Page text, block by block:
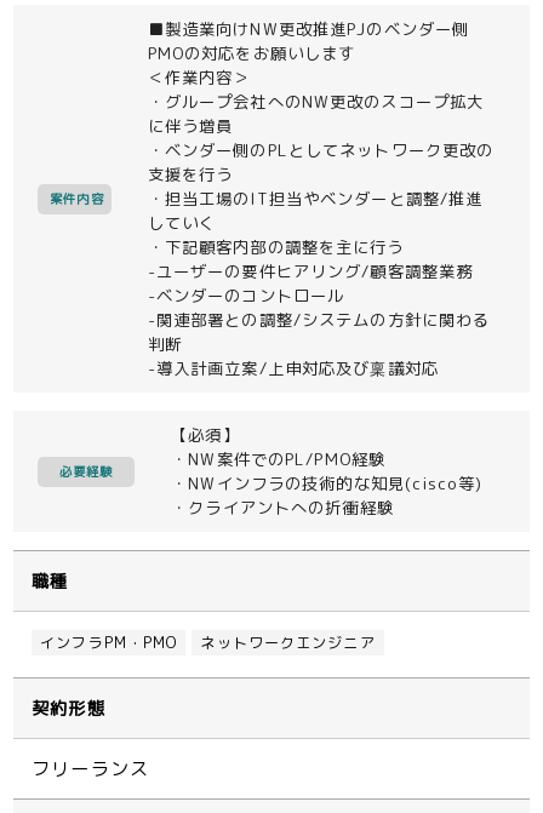
案件内容
■製造業向けNW更改推進PJのベンダー側
PMOの対応をお願いします
＜作業内容＞
・グループ会社へのNW更改のスコープ拡大
に伴う増員
・ベンダー側のPLとしてネットワーク更改の
支援を行う
・担当工場のIT担当やベンダーと調整/推進
していく
・下記顧客内部の調整を主に行う
-ユーザーの要件ヒアリング/顧客調整業務
-ベンダーのコントロール
-関連部署との調整/システムの方針に関わる
判断
-導入計画立案/上申対応及び稟議対応
必要経験
【必須】
・NW案件でのPL/PMO経験
・NWインフラの技術的な知見(cisco等)
・クライアントへの折衝経験
職種
インフラPM・PMO ネットワークエンジニア
契約形態
フリーランス